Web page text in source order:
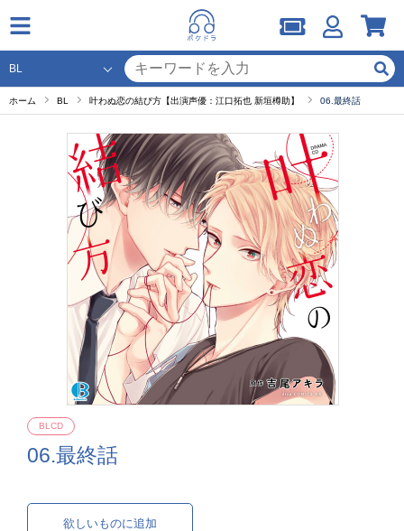
ホーム BL 叶わぬ恋の結び方【出演声優：江口拓也 新垣樽助】 06.最終話
06.最終話
BLCD
欲しいものに追加